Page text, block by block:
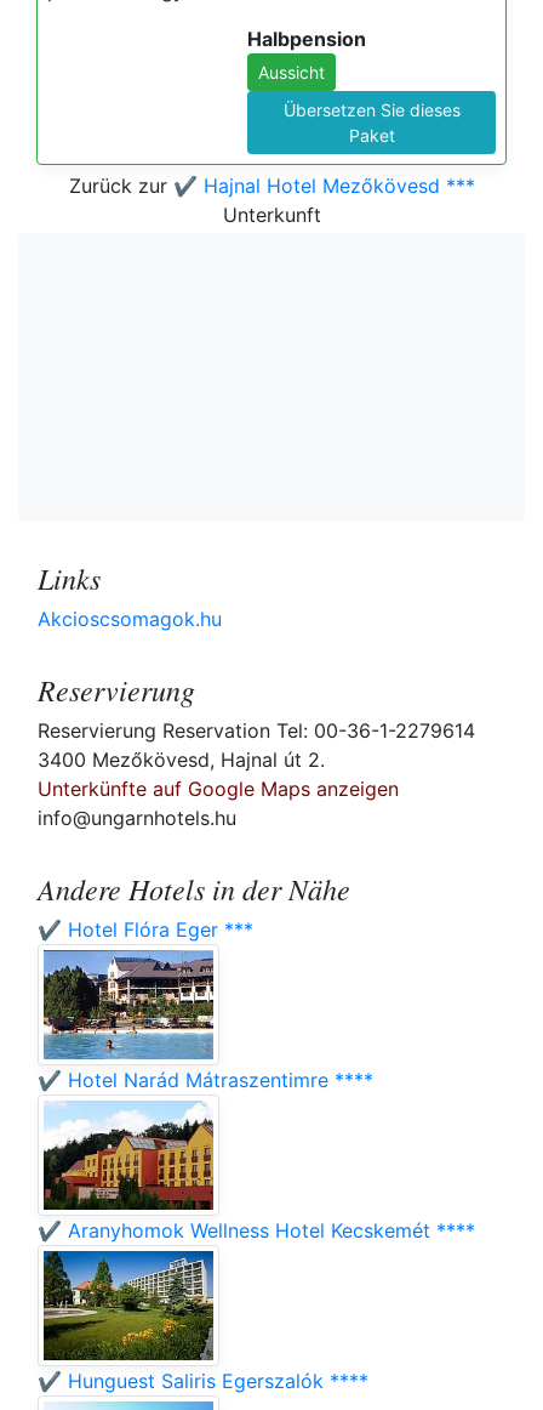
Halbpension
Aussicht
Übersetzen Sie dieses
Paket
Zurück zur ✔️ Hajnal Hotel Mezőkövesd ***
Unterkunft
Links
Akcioscsomagok.hu
Reservierung
Reservierung Reservation Tel: 00-36-1-2279614
3400 Mezőkövesd, Hajnal út 2.
Unterkünfte auf Google Maps anzeigen
info@ungarnhotels.hu
Andere Hotels in der Nähe
✔️ Hotel Flóra Eger ***
✔️ Hotel Narád Mátraszentimre ****
✔️ Aranyhomok Wellness Hotel Kecskemét ****
✔️ Hunguest Saliris Egerszalók ****